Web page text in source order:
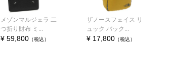
メゾンマルジェラ 二
つ折り財布 ミ...
¥ 59,800 （税込）
ザノースフェイス リ
ュック バック...
¥ 17,800 （税込）